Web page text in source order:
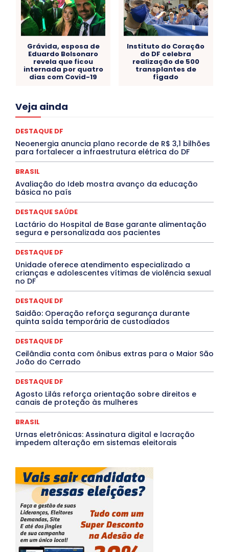
Grávida, esposa de
Eduardo Bolsonaro
revela que ficou
internada por quatro
dias com Covid-19
Instituto do Coração
do DF celebra
realização de 500
transplantes de
fígado
Veja ainda
Acre
Congressuanas & Esplanadumas
Covid-19
Crônica Política Crônicas
CULTURA
Cultura e Tal
DANÇA Dengue
Denuncia
DESTAQUE BRASIL
DESTAQUE DF
DESTAQUE SAÚDE
DESTAQUES OUTROS
ELEIÇÕES
EMPREGO E OPORTUNIDADES
ENTORNO
Especial
EVENTOS
EXPOSIÇÃO Featured
Febre Amarela
INTELIGÊNCIA ARTIFICIAL
INTERNACIONAL
Jogos Online
JUDICIÁRIO LITERATURA
Maranhão
Mato Grosso
MEIO AMBIENTE
MÚSICA
Paraíba
Paraná Pernambuco Piauí
POLÍTICA
PROCESSO SELETIVO
PUBLIEDITORIAL
Santa Catarina
Saúde Agora
SEGURANÇA
Soltando o Verbo
TÁ FROID?
TEATRO TECNOLOGIA
Tocantins
Utilidade Pública ZikaVirus
Mais
DESTAQUE DF
Neoenergia anuncia plano recorde de R$ 3,1 bilhões
para fortalecer a infraestrutura elétrica do DF
BRASIL
Avaliação do Ideb mostra avanço da educação
básica no país
DESTAQUE SAÚDE
Lactário do Hospital de Base garante alimentação
segura e personalizada aos pacientes
DESTAQUE DF
Unidade oferece atendimento especializado a
crianças e adolescentes vítimas de violência sexual
no DF
DESTAQUE DF
Saidão: Operação reforça segurança durante
quinta saída temporária de custodiados
DESTAQUE DF
Ceilândia conta com ônibus extras para o Maior São
João do Cerrado
DESTAQUE DF
Agosto Lilás reforça orientação sobre direitos e
canais de proteção às mulheres
BRASIL
Urnas eletrônicas: Assinatura digital e lacração
impedem alteração em sistemas eleitorais